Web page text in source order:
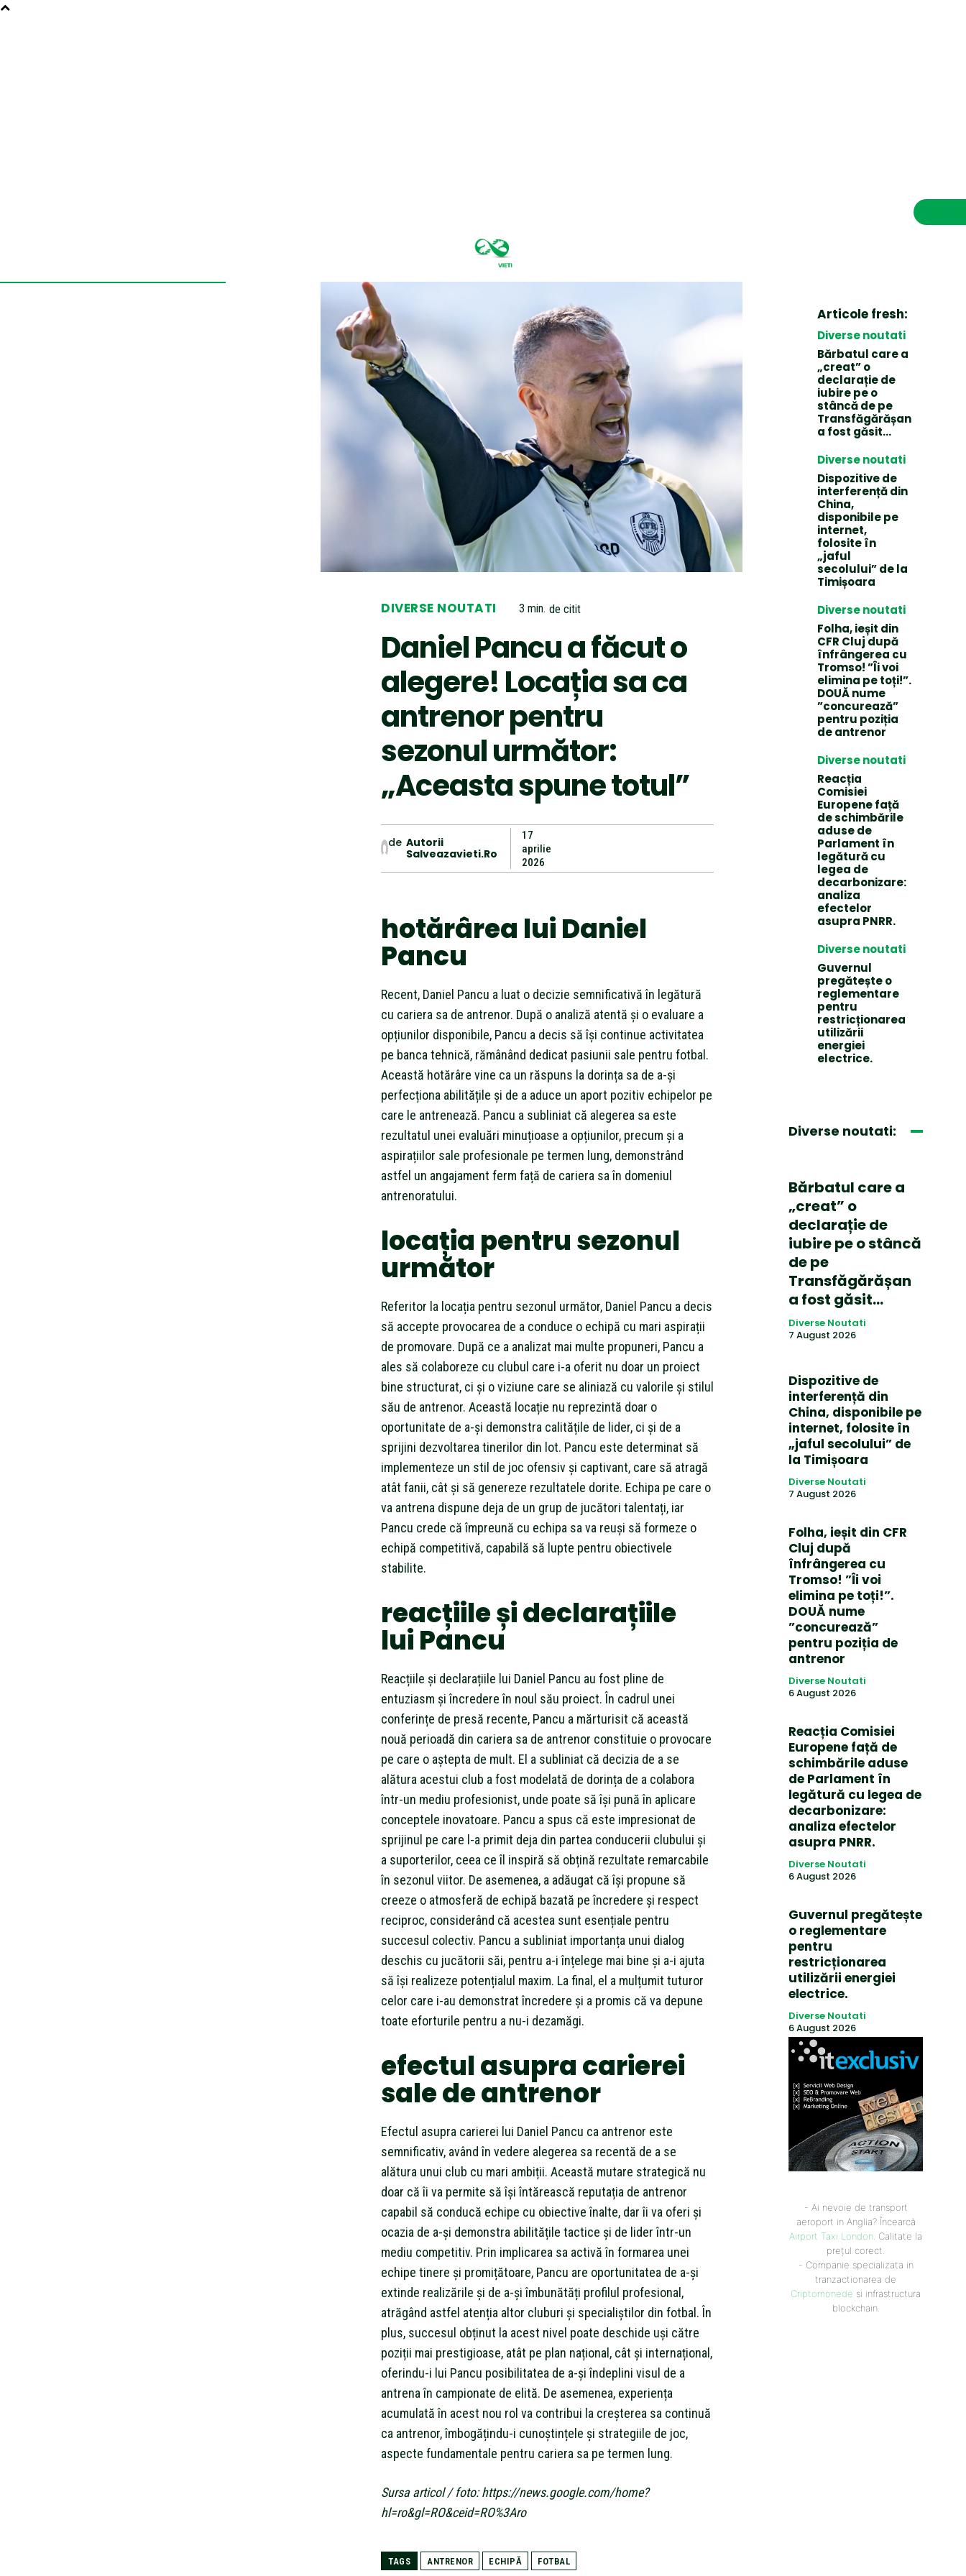
DIVERSE NOUTATI 3 min. de citit
Daniel Pancu a făcut o
alegere! Locația sa ca
antrenor pentru
sezonul următor:
„Aceasta spune totul”
de Autorii
Salveazavieti.ro
17
aprilie
2026
hotărârea lui Daniel
Pancu
Recent, Daniel Pancu a luat o decizie semnificativă în legătură
cu cariera sa de antrenor. După o analiză atentă și o evaluare a
opțiunilor disponibile, Pancu a decis să își continue activitatea
pe banca tehnică, rămânând dedicat pasiunii sale pentru fotbal.
Această hotărâre vine ca un răspuns la dorința sa de a-și
perfecționa abilitățile și de a aduce un aport pozitiv echipelor pe
care le antrenează. Pancu a subliniat că alegerea sa este
rezultatul unei evaluări minuțioase a opțiunilor, precum și a
aspirațiilor sale profesionale pe termen lung, demonstrând
astfel un angajament ferm față de cariera sa în domeniul
antrenoratului.
locația pentru sezonul
următor
Referitor la locația pentru sezonul următor, Daniel Pancu a decis
să accepte provocarea de a conduce o echipă cu mari aspirații
de promovare. După ce a analizat mai multe propuneri, Pancu a
ales să colaboreze cu clubul care i-a oferit nu doar un proiect
bine structurat, ci și o viziune care se aliniază cu valorile și stilul
său de antrenor. Această locație nu reprezintă doar o
oportunitate de a-și demonstra calitățile de lider, ci și de a
sprijini dezvoltarea tinerilor din lot. Pancu este determinat să
implementeze un stil de joc ofensiv și captivant, care să atragă
atât fanii, cât și să genereze rezultatele dorite. Echipa pe care o
va antrena dispune deja de un grup de jucători talentați, iar
Pancu crede că împreună cu echipa sa va reuși să formeze o
echipă competitivă, capabilă să lupte pentru obiectivele
stabilite.
reacțiile și declarațiile
lui Pancu
Reacțiile și declarațiile lui Daniel Pancu au fost pline de
entuziasm și încredere în noul său proiect. În cadrul unei
conferințe de presă recente, Pancu a mărturisit că această
nouă perioadă din cariera sa de antrenor constituie o provocare
pe care o aștepta de mult. El a subliniat că decizia de a se
alătura acestui club a fost modelată de dorința de a colabora
într-un mediu profesionist, unde poate să își pună în aplicare
conceptele inovatoare. Pancu a spus că este impresionat de
sprijinul pe care l-a primit deja din partea conducerii clubului și
a suporterilor, ceea ce îl inspiră să obțină rezultate remarcabile
în sezonul viitor. De asemenea, a adăugat că își propune să
creeze o atmosferă de echipă bazată pe încredere și respect
reciproc, considerând că acestea sunt esențiale pentru
succesul colectiv. Pancu a subliniat importanța unui dialog
deschis cu jucătorii săi, pentru a-i înțelege mai bine și a-i ajuta
să își realizeze potențialul maxim. La final, el a mulțumit tuturor
celor care i-au demonstrat încredere și a promis că va depune
toate eforturile pentru a nu-i dezamăgi.
efectul asupra carierei
sale de antrenor
Efectul asupra carierei lui Daniel Pancu ca antrenor este
semnificativ, având în vedere alegerea sa recentă de a se
alătura unui club cu mari ambiții. Această mutare strategică nu
doar că îi va permite să își întărească reputația de antrenor
capabil să conducă echipe cu obiective înalte, dar îi va oferi și
ocazia de a-și demonstra abilitățile tactice și de lider într-un
mediu competitiv. Prin implicarea sa activă în formarea unei
echipe tinere și promițătoare, Pancu are oportunitatea de a-și
extinde realizările și de a-și îmbunătăți profilul profesional,
atrăgând astfel atenția altor cluburi și specialiștilor din fotbal. În
plus, succesul obținut la acest nivel poate deschide uși către
poziții mai prestigioase, atât pe plan național, cât și internațional,
oferindu-i lui Pancu posibilitatea de a-și îndeplini visul de a
antrena în campionate de elită. De asemenea, experiența
acumulată în acest nou rol va contribui la creșterea sa continuă
ca antrenor, îmbogățindu-i cunoștințele și strategiile de joc,
aspecte fundamentale pentru cariera sa pe termen lung.
Sursa articol / foto: https://news.google.com/home?
hl=ro&gl=RO&ceid=RO%3Aro
TAGS ANTRENOR ECHIPĂ FOTBAL
Articole fresh:
Diverse noutati
Bărbatul care a
„creat” o
declarație de
iubire pe o
stâncă de pe
Transfăgărășan
a fost găsit…
Diverse noutati
Dispozitive de
interferență din
China,
disponibile pe
internet,
folosite în
„jaful
secolului” de la
Timișoara
Diverse noutati
Folha, ieșit din
CFR Cluj după
înfrângerea cu
Tromso! ”Îi voi
elimina pe toți!”.
DOUĂ nume
”concurează”
pentru poziția
de antrenor
Diverse noutati
Reacția
Comisiei
Europene față
de schimbările
aduse de
Parlament în
legătură cu
legea de
decarbonizare:
analiza
efectelor
asupra PNRR.
Diverse noutati
Guvernul
pregătește o
reglementare
pentru
restricționarea
utilizării
energiei
electrice.
Diverse noutati:
Bărbatul care a
„creat” o
declarație de
iubire pe o stâncă
de pe
Transfăgărășan
a fost găsit…
Diverse Noutati
7 August 2026
Dispozitive de
interferență din
China, disponibile pe
internet, folosite în
„jaful secolului” de
la Timișoara
Diverse Noutati
7 August 2026
Folha, ieșit din CFR
Cluj după
înfrângerea cu
Tromso! ”Îi voi
elimina pe toți!”.
DOUĂ nume
”concurează”
pentru poziția de
antrenor
Diverse Noutati
6 August 2026
Reacția Comisiei
Europene față de
schimbările aduse
de Parlament în
legătură cu legea de
decarbonizare:
analiza efectelor
asupra PNRR.
Diverse Noutati
6 August 2026
Guvernul pregătește
o reglementare
pentru
restricționarea
utilizării energiei
electrice.
Diverse Noutati
6 August 2026
- Ai nevoie de transport
aeroport in Anglia? Încearcă
Airport Taxi London. Calitate la
prețul corect.
- Companie specializata in
tranzactionarea de
Criptomonede si infrastructura
blockchain.